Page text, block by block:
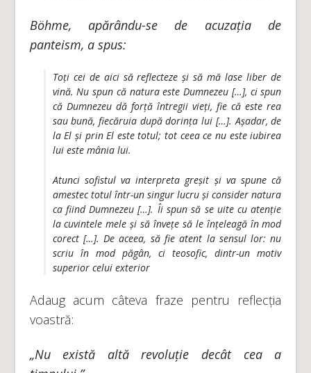
Böhme, apărându-se de acuzația de
panteism, a spus:
Toți cei de aici să reflecteze și să mă lase liber de
vină. Nu spun că natura este Dumnezeu […], ci spun
că Dumnezeu dă forță întregii vieți, fie că este rea
sau bună, fiecăruia după dorința lui […]. Așadar, de
la El și prin El este totul; tot ceea ce nu este iubirea
lui este mânia lui.
Atunci sofistul va interpreta greșit și va spune că
amestec totul într-un singur lucru și consider natura
ca fiind Dumnezeu […]. Îi spun să se uite cu atenție
la cuvintele mele și să învețe să le înțeleagă în mod
corect […]. De aceea, să fie atent la sensul lor: nu
scriu în mod păgân, ci teosofic, dintr-un motiv
superior celui exterior
Adaug acum câteva fraze pentru reflecția
voastră:
„Nu există altă revoluție decât cea a